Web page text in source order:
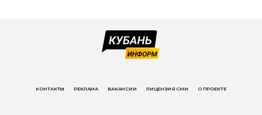
КОНТАКТЫ РЕКЛАМА ВАКАНСИИ ЛИЦЕНЗИЯ СМИ О ПРОЕКТЕ